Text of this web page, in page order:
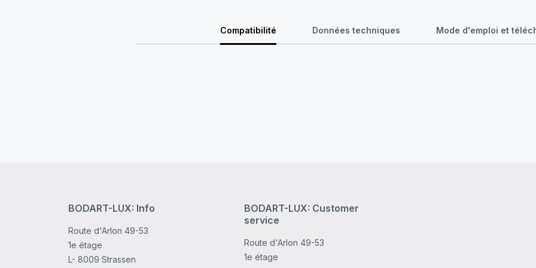
Compatibilité Données techniques Mode d'emploi et
BODART-LUX: Info
Route d'Arlon 49-53
1e étage
L- 8009 Strassen
BODART-LUX: Customer
service
Route d'Arlon 49-53
1e étage